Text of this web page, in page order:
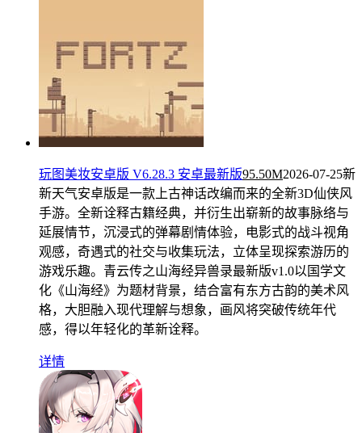
玩图美妆安卓版 V6.28.3 安卓最新版95.50M2026-07-25新
新天气安卓版是一款上古神话改编而来的全新3D仙侠风
手游。全新诠释古籍经典，并衍生出崭新的故事脉络与
延展情节，沉浸式的弹幕剧情体验，电影式的战斗视角
观感，奇遇式的社交与收集玩法，立体呈现探索游历的
游戏乐趣。青云传之山海经异兽录最新版v1.0以国学文
化《山海经》为题材背景，结合富有东方古韵的美术风
格，大胆融入现代理解与想象，画风将突破传统年代
感，得以年轻化的革新诠释。
详情